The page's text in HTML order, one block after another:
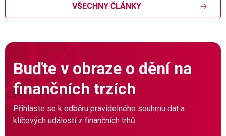
VŠECHNY ČLÁNKY
Buďte v obraze o dění na
finančních trzích
Přihlaste se k odběru pravidelného souhrnu dat a
klíčových událostí z finančních trhů.